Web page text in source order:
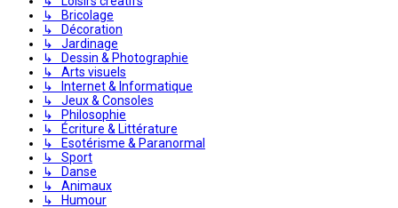
↳ Bricolage
↳ Décoration
↳ Jardinage
↳ Dessin & Photographie
↳ Arts visuels
↳ Internet & Informatique
↳ Jeux & Consoles
↳ Philosophie
↳ Écriture & Littérature
↳ Esotérisme & Paranormal
↳ Sport
↳ Danse
↳ Animaux
↳ Humour